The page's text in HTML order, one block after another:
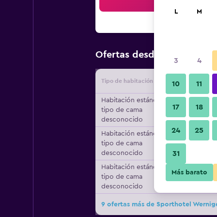
Ofertas desde Oferta
Tipo de habitación
Habitación estándar,
tipo de cama
desconocido
Habitación estándar,
tipo de cama
desconocido
Habitación estándar,
tipo de cama
desconocido
9 ofertas más de Sporthotel
L M
3 4
10 11
17 18
24 25
31
Más barato